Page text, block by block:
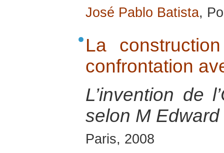
José Pablo Batista,
La
confrontation
L’invention de
selon M
Paris, 2008